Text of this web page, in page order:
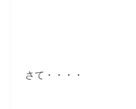
さて・・・・